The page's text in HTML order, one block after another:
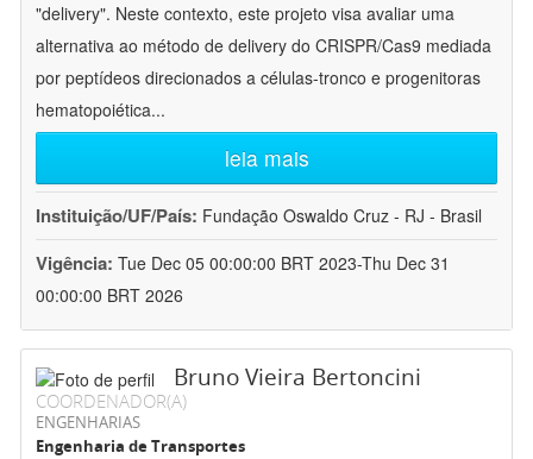
"delivery". Neste contexto, este projeto visa avaliar uma
alternativa ao método de delivery do CRISPR/Cas9 mediada
por peptídeos direcionados a células-tronco e progenitoras
hematopoiética...
leia mais
Instituição/UF/País: Fundação Oswaldo Cruz - RJ - Brasil
Vigência: Tue Dec 05 00:00:00 BRT 2023-Thu Dec 31
00:00:00 BRT 2026
Bruno Vieira Bertoncini
COORDENADOR(A)
ENGENHARIAS
Engenharia de Transportes